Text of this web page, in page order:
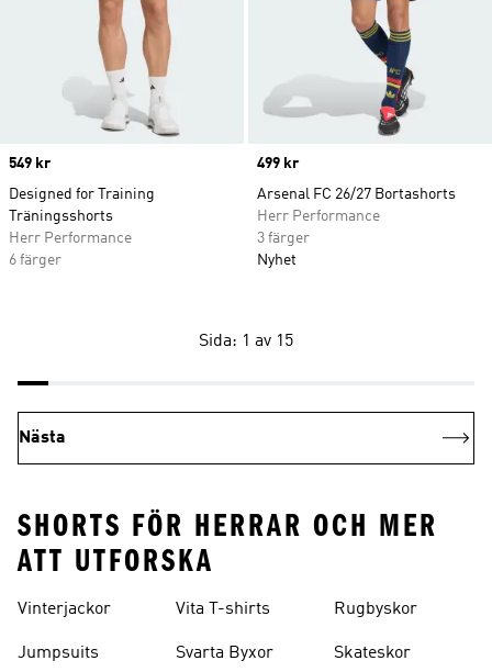
Price
549 kr
Designed for Training
Träningsshorts
Herr Performance
6 färger
Price
499 kr
Arsenal FC 26/27 Bortashorts
Herr Performance
3 färger
Nyhet
Sida: 1 av 15
Nästa
SHORTS FÖR HERRAR OCH MER
ATT UTFORSKA
Vinterjackor
Jumpsuits
Vita T-shirts
Svarta Byxor
Rugbyskor
Skateskor